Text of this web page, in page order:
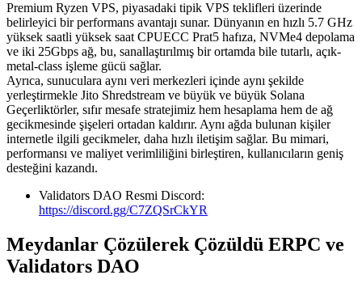
Premium Ryzen VPS, piyasadaki tipik VPS teklifleri üzerinde
belirleyici bir performans avantajı sunar. Dünyanın en hızlı 5.7 GHz
yüksek saatli yüksek saat CPUECC Prat5 hafıza, NVMe4 depolama
ve iki 25Gbps ağ, bu, sanallaştırılmış bir ortamda bile tutarlı, açık-
metal-class işleme gücü sağlar.
Ayrıca, sunuculara aynı veri merkezleri içinde aynı şekilde
yerleştirmekle Jito Shredstream ve büyük ve büyük Solana
Geçerliktörler, sıfır mesafe stratejimiz hem hesaplama hem de ağ
gecikmesinde şişeleri ortadan kaldırır. Aynı ağda bulunan kişiler
internetle ilgili gecikmeler, daha hızlı iletişim sağlar. Bu mimari,
performansı ve maliyet verimliliğini birleştiren, kullanıcıların geniş
desteğini kazandı.
Validators DAO Resmi Discord:
https://discord.gg/C7ZQSrCkYR
Meydanlar Çözülerek Çözüldü ERPC ve
Validators DAO